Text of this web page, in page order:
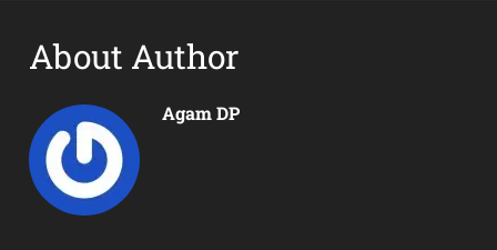
About Author
Agam DP